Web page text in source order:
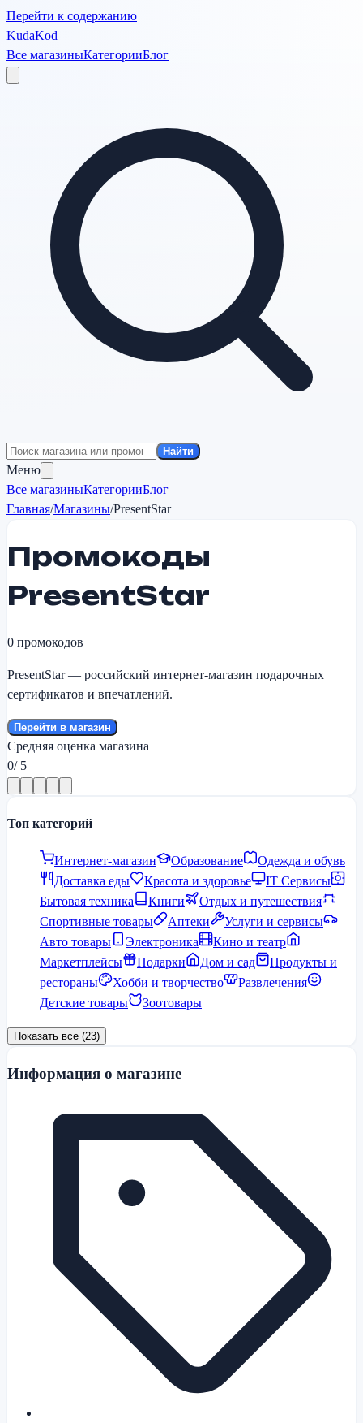
Перейти к содержанию
KudaKod
Все магазиныКатегорииБлог
Найти
Меню
Все магазиныКатегорииБлог
Главная/Магазины/PresentStar
Промокоды
PresentStar
0 промокодов
PresentStar — российский интернет-магазин подарочных
сертификатов и впечатлений.
Перейти в магазин
Средняя оценка магазина
0/ 5
Топ категорий
Интернет-магазин Образование
Одежда и обувь
Доставка еды
Красота и здоровье
IT Сервисы
Бытовая техника
Книги
Отдых и путешествия
Спортивные товары
Аптеки
Услуги и сервисы
Авто товары
Электроника
Кино и театр
Маркетплейсы
Подарки Дом и сад
Продукты и
рестораны
Хобби и творчество
Развлечения
Детские товары
Зоотовары
Показать все (23)
Информация о магазине